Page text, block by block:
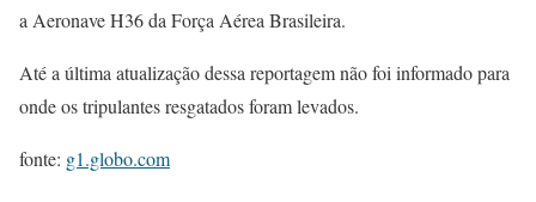
a Aeronave H36 da Força Aérea Brasileira.
Até a última atualização dessa reportagem não foi informado para
onde os tripulantes resgatados foram levados.
fonte: g1.globo.com